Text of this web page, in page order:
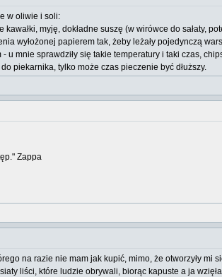
w oliwie i soli:
kawałki, myję, dokładne suszę (w wirówce do
wyłożonej papierem tak, żeby leżały pojedynczą
u mnie sprawdziły się takie temperatury i taki czas,
piekarnika, tylko może czas pieczenie być dłuższy.
Zappa
na razie nie mam jak kupić, mimo, że otworzyły mi
liści, które ludzie obrywali, biorąc kapuste a ja